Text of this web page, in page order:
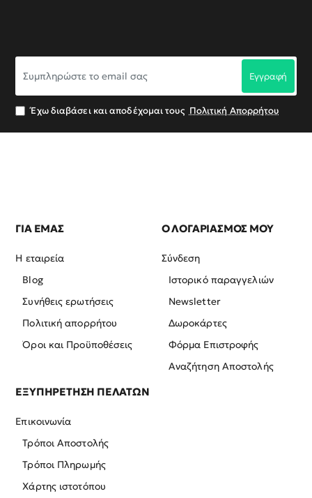
το
σας
Εγγραφή
Έχω διαβάσει και αποδέχομαι τους Πολιτική Απορρήτου
ΓΙΑ ΕΜΑΣ
Η εταιρεία
Blog
Συνήθεις ερωτήσεις
Πολιτική απορρήτου
Όροι και Προϋποθέσεις
Ο ΛΟΓΑΡΙΑΣΜΟΣ ΜΟΥ
Σύνδεση
Ιστορικό παραγγελιών
Newsletter
Δωροκάρτες
Φόρμα Επιστροφής
Αναζήτηση Αποστολής
ΕΞΥΠΗΡΕΤΗΣΗ ΠΕΛΑΤΩΝ
Επικοινωνία
Τρόποι Αποστολής
Τρόποι Πληρωμής
Χάρτης ιστοτόπου